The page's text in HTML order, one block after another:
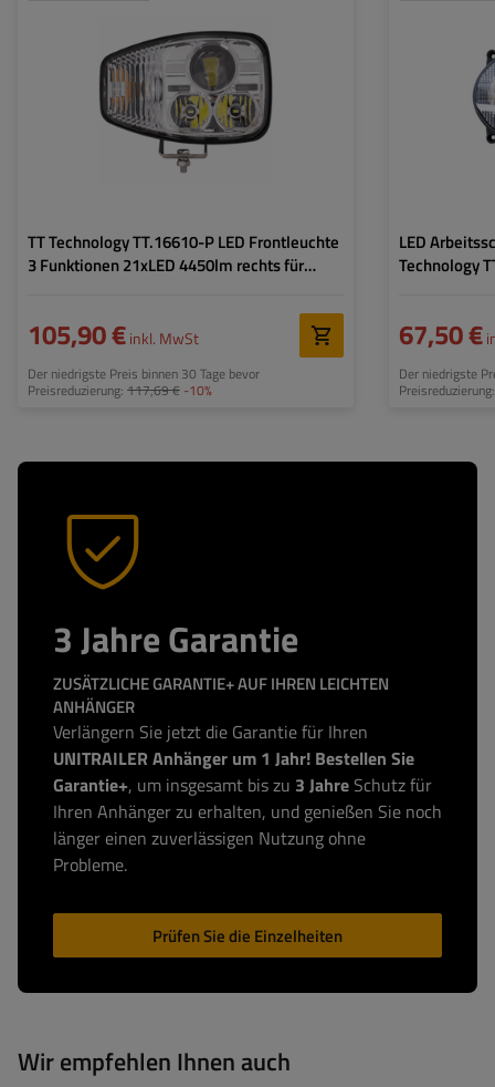
TT Technology TT.16610-P LED Frontleuchte
3 Funktionen 21xLED 4450lm rechts für
105,90 €inkl. MwSt
Der niedrigste Preis binnen 30 Tage bevor
Preisreduzierung: 117,69 € -10%
108 W
4450 lm
Anzahl der LEDs:
21
Lampenfunktionen:
Abblendlicht , Fernlicht
Blinker
LED
Technology
67,50 €
Der niedrigste
Anzahl der LEDs:
Farbtemperatur:
3 Jahre Garantie
ZUSÄTZLICHE GARANTIE+ AUF IHREN LEICHTEN
ANHÄNGER
Verlängern Sie jetzt die Garantie für Ihren
UNITRAILER Anhänger um 1 Jahr! Bestellen Sie
Garantie+, um insgesamt bis zu 3 Jahre Schutz für
Ihren Anhänger zu erhalten, und genießen Sie noch
länger einen zuverlässigen Nutzung ohne
Probleme.
Prüfen Sie die Einzelheiten
Wir empfehlen Ihnen auch